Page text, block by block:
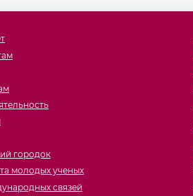
городок
молодых ученых
связей